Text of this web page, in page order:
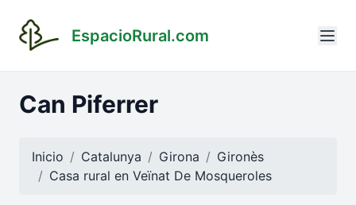
EspacioRural.com
Can Piferrer
Inicio Catalunya Girona
Gironès
Casa rural en Veïnat De Mosqueroles